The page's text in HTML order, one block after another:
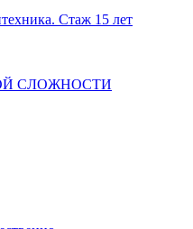
Стаж 15 лет
СЛОЖНОСТИ